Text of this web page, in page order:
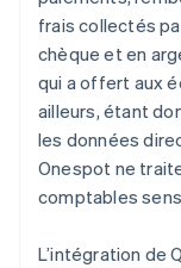
frais collectés
chèque et en
qui a offert aux
ailleurs, étant
les données
Onespot ne
comptables
L’intégration de